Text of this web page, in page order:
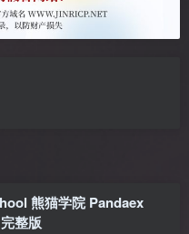
线” 的问题报告
熊猫学院 Pandaex
整版